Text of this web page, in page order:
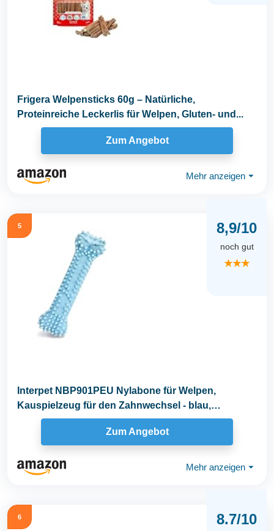
Frigera Welpensticks 60g – Natürliche,
Proteinreiche Leckerlis für Welpen, Gluten- und...
Zum Angebot
Mehr anzeigen ⏷
5 8,9/10
noch gut
★★★
Interpet NBP901PEU Nylabone für Welpen,
Kauspielzeug für den Zahnwechsel - blau,
Hühnergeschmack...
Zum Angebot
Mehr anzeigen ⏷
6 8.7/10